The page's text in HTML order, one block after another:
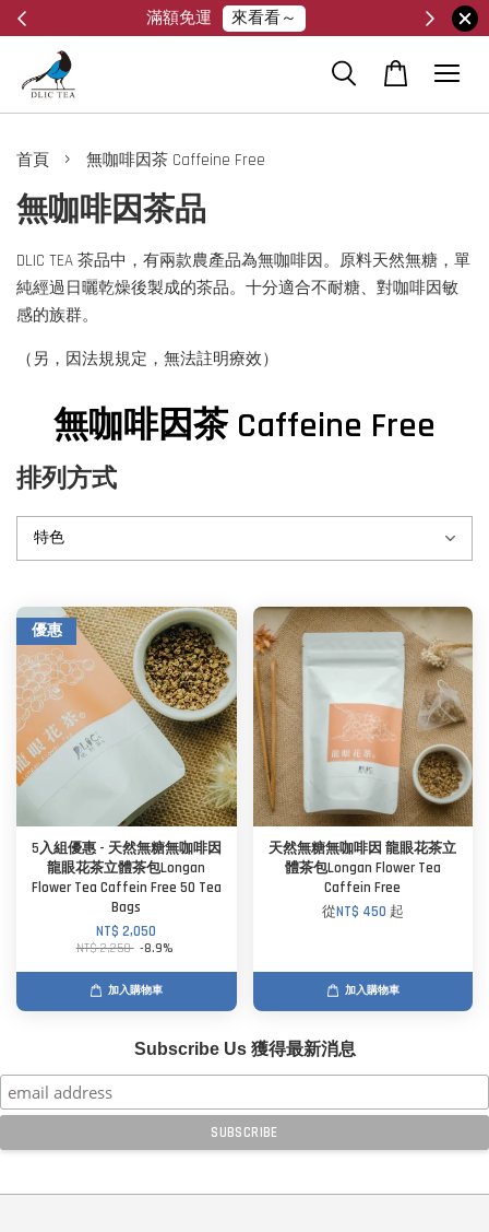
滿額免運 來看看～
首頁 › 無咖啡因茶 Caffeine Free
無咖啡因茶品
DLIC TEA 茶品中，有兩款農產品為無咖啡因。原料天然無糖，單
純經過日曬乾燥後製成的茶品。十分適合不耐糖、對咖啡因敏
感的族群。
（另，因法規規定，無法註明療效）
無咖啡因茶 Caffeine Free
排列方式
優惠
5入組優惠 - 天然無糖無咖啡因
龍眼花茶立體茶包Longan
Flower Tea Caffein Free 50 Tea
Bags
NT$ 2,050
NT$ 2,250 -8.9%
加入購物車
天然無糖無咖啡因 龍眼花茶立
體茶包Longan Flower Tea
Caffein Free
從NT$ 450 起
加入購物車
Subscribe Us 獲得最新消息